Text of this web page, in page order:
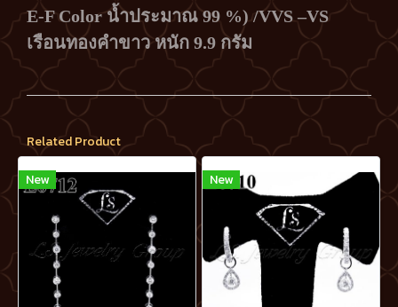
E-F Color น้ำประมาณ 99 %) /VVS –VS
เรือนทองคำขาว หนัก 9.9 กรัม
Related Product
New New